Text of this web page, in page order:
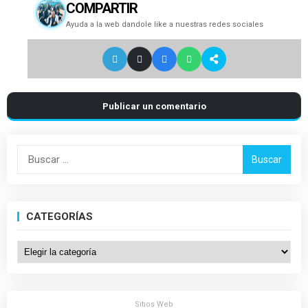
COMPARTIR
Ayuda a la web dandole like a nuestras redes sociales
Publicar un comentario
Buscar:
CATEGORÍAS
Categorías
Sitios Web